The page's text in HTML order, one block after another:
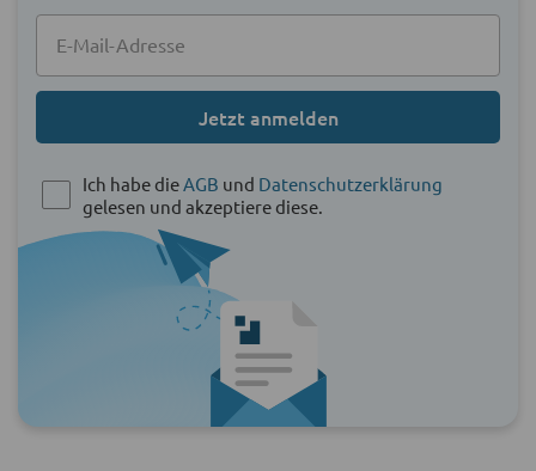
Jetzt anmelden
Ich habe die AGB und Datenschutzerklärung
gelesen und akzeptiere diese.